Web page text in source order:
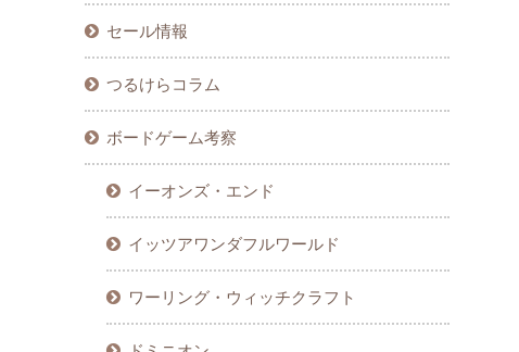
セール情報
つるけらコラム
ボードゲーム考察
イーオンズ・エンド
イッツアワンダフルワールド
ワーリング・ウィッチクラフト